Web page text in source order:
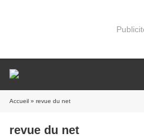
Accueil » revue du net
revue du net